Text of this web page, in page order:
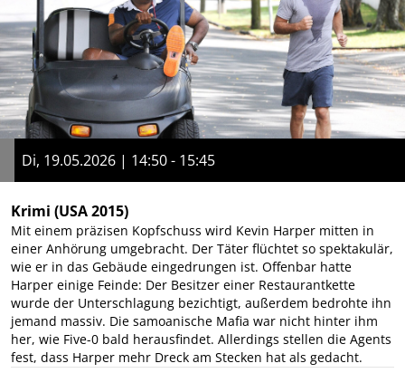
Di, 19.05.2026 | 14:50 - 15:45
Krimi (USA 2015)
Mit einem präzisen Kopfschuss wird Kevin Harper mitten in
einer Anhörung umgebracht. Der Täter flüchtet so spektakulär,
wie er in das Gebäude eingedrungen ist. Offenbar hatte
Harper einige Feinde: Der Besitzer einer Restaurantkette
wurde der Unterschlagung bezichtigt, außerdem bedrohte ihn
jemand massiv. Die samoanische Mafia war nicht hinter ihm
her, wie Five-0 bald herausfindet. Allerdings stellen die Agents
fest, dass Harper mehr Dreck am Stecken hat als gedacht.